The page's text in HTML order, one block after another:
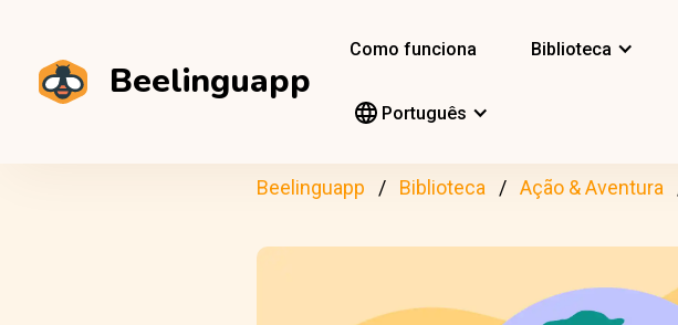
Beelinguapp
Como funciona Biblioteca
Português
Beelinguapp Biblioteca Ação & Aventura